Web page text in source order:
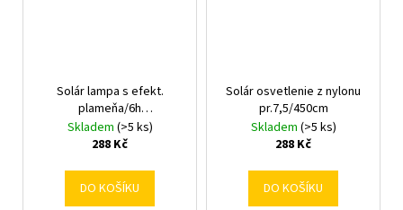
Solár lampa s efekt.
plameňa/6h
pr.8,3cm/V56cm
Skladem (>5 ks)
288 Kč
DO KOŠÍKU
Solár osvetlenie z nylonu
pr.7,5/450cm
Skladem (>5 ks)
288 Kč
DO KOŠÍKU